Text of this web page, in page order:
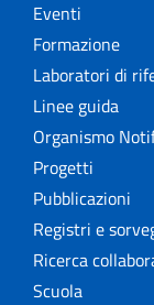
Eventi
Formazione
Laboratori di
Linee guida
Organismo
Progetti
Pubblicazioni
Registri e
Ricerca
Scuola